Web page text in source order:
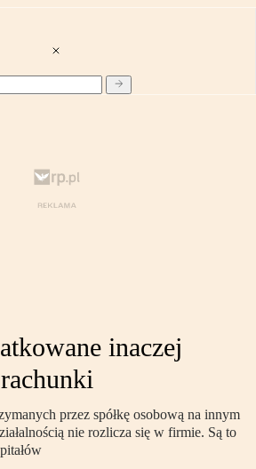
inaczej
przez spółkę osobową na innym
nie rozlicza się w firmie. Są to